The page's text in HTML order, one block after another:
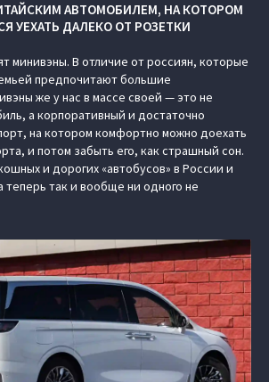
АВТОМОБИЛЕМ, НА КОТОРОМ
УЕХАТЬ ДАЛЕКО ОТ РОЗЕТКИ
минивэны. В отличие от россиян, которые
предпочитают большие
же у нас в массе своей — это не
а корпоративный и достаточно
на котором комфортно можно доехать
и потом забыть его, как страшный сон.
и дорогих «автобусов» в России и
так и вообще ни одного не